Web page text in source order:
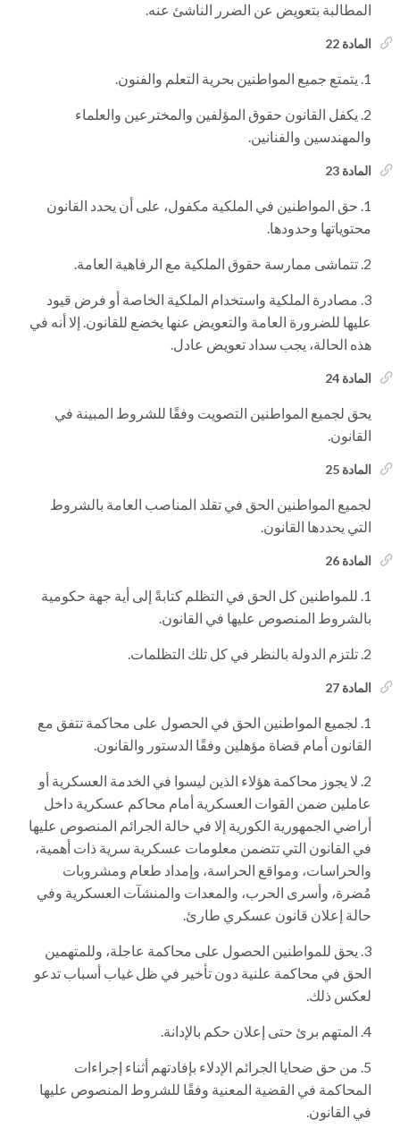
المطالبة بتعويض عن الضرر الناشئ عنه.
المادة 22
يتمتع جميع المواطنين بحرية التعلم والفنون.
يكفل القانون حقوق المؤلفين والمخترعين والعلماء
والمهندسين والفنانين.
المادة 23
حق المواطنين في الملكية مكفول، على أن يحدد القانون
محتوياتها وحدودها.
تتماشى ممارسة حقوق الملكية مع الرفاهية العامة.
مصادرة الملكية واستخدام الملكية الخاصة أو فرض قيود
عليها للضرورة العامة والتعويض عنها يخضع للقانون. إلا أنه في
هذه الحالة، يجب سداد تعويض عادل.
المادة 24
يحق لجميع المواطنين التصويت وفقًا للشروط المبينة في
القانون.
المادة 25
لجميع المواطنين الحق في تقلد المناصب العامة بالشروط
التي يحددها القانون.
المادة 26
للمواطنين كل الحق في التظلم كتابةً إلى أية جهة حكومية
بالشروط المنصوص عليها في القانون.
تلتزم الدولة بالنظر في كل تلك التظلمات.
المادة 27
لجميع المواطنين الحق في الحصول على محاكمة تتفق مع
القانون أمام قضاة مؤهلين وفقًا الدستور والقانون.
لا يجوز محاكمة هؤلاء الذين ليسوا في الخدمة العسكرية أو
عاملين ضمن القوات العسكرية أمام محاكم عسكرية داخل
أراضي الجمهورية الكورية إلا في حالة الجرائم المنصوص عليها
في القانون التي تتضمن معلومات عسكرية سرية ذات أهمية،
والحراسات، ومواقع الحراسة، وإمداد طعام ومشروبات
مُضرة، وأسرى الحرب، والمعدات والمنشآت العسكرية وفي
حالة إعلان قانون عسكري طارئ.
يحق للمواطنين الحصول على محاكمة عاجلة، وللمتهمين
الحق في محاكمة علنية دون تأخير في ظل غياب أسباب تدعو
لعكس ذلك.
المتهم برئ حتى إعلان حكم بالإدانة.
من حق ضحايا الجرائم الإدلاء بإفادتهم أثناء إجراءات
المحاكمة في القضية المعنية وفقًا للشروط المنصوص عليها
في القانون.